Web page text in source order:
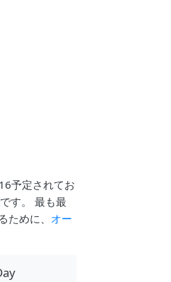
予定されてお
す。 最も最
めに、 オー